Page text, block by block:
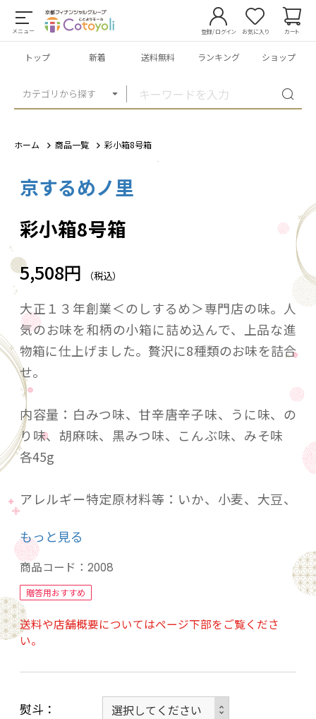
メニュー
カテゴリから探す
登録/ログイン お気に入り カート
トップ 新着 送料無料 ランキング ショップ
ホーム 商品一覧 彩小箱8号箱
京するめノ里
彩小箱8号箱
5,508円 （税込）
大正１３年創業＜のしするめ＞専門店の味。人
気のお味を和柄の小箱に詰め込んで、上品な進
物箱に仕上げました。贅沢に8種類のお味を詰合
せ。
内容量：白みつ味、甘辛唐辛子味、うに味、の
り味、胡麻味、黒みつ味、こんぶ味、みそ味
各45g
アレルギー特定原材料等：いか、小麦、大豆、
保存方法：直射日光を避けて常温で保存
賞味期限：製造日から3ヶ月
もっと見る
商品コード： 2008
贈答用おすすめ
送料や店舗概要についてはページ下部をご覧くださ
い。
熨斗